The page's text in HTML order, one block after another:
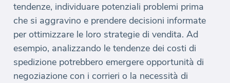
tendenze, individuare potenziali problemi prima
che si aggravino e prendere decisioni informate
per ottimizzare le loro strategie di vendita. Ad
esempio, analizzando le tendenze dei costi di
spedizione potrebbero emergere opportunità di
negoziazione con i corrieri o la necessità di